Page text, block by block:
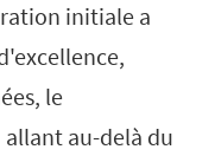
initiale a
le
au-delà du